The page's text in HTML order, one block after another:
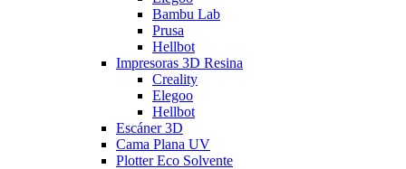
Bambu Lab
Prusa
Hellbot
Impresoras 3D Resina
Creality
Elegoo
Hellbot
Escáner 3D
Cama Plana UV
Plotter Eco Solvente